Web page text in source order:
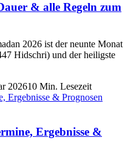
& alle Regeln zum
2026 ist der neunte Monat
Hidschri) und der heiligste
202610 Min. Lesezeit
Ergebnisse &